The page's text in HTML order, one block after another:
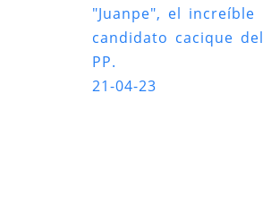
"Juanpe", el increíble
candidato cacique del
PP.
21-04-23